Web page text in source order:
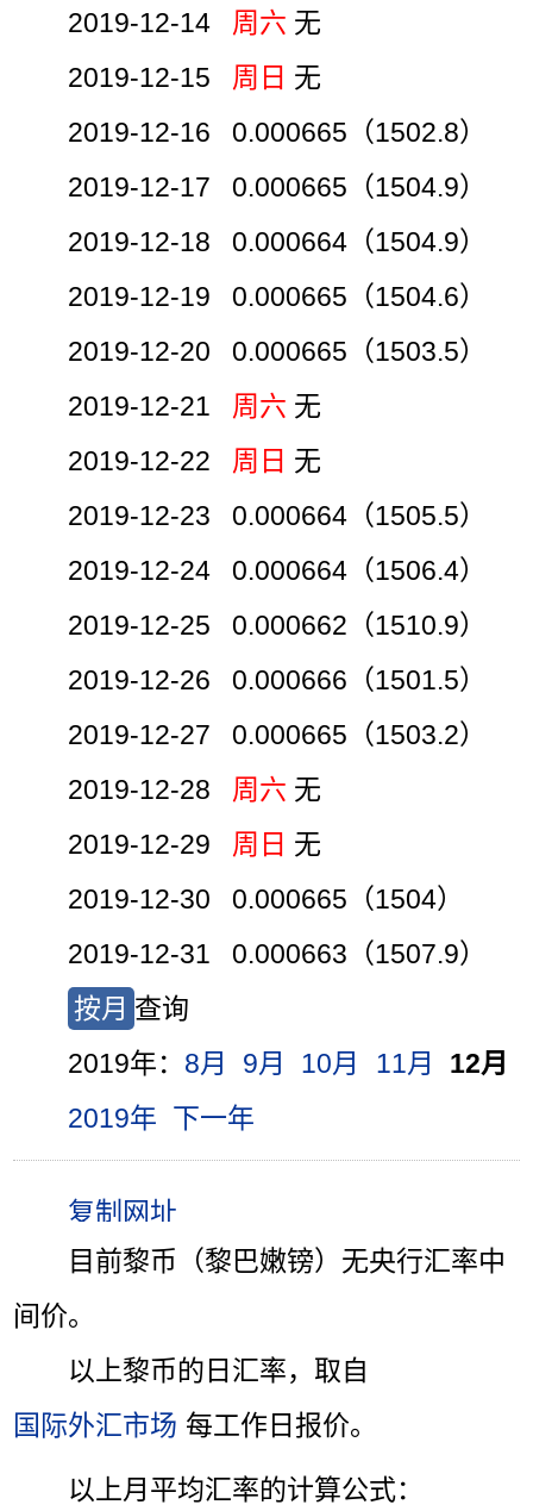
2019-12-14 周六 无
2019-12-15 周日 无
2019-12-16 0.000665（1502.8）
2019-12-17 0.000665（1504.9）
2019-12-18 0.000664（1504.9）
2019-12-19 0.000665（1504.6）
2019-12-20 0.000665（1503.5）
2019-12-21 周六 无
2019-12-22 周日 无
2019-12-23 0.000664（1505.5）
2019-12-24 0.000664（1506.4）
2019-12-25 0.000662（1510.9）
2019-12-26 0.000666（1501.5）
2019-12-27 0.000665（1503.2）
2019-12-28 周六 无
2019-12-29 周日 无
2019-12-30 0.000665（1504）
2019-12-31 0.000663（1507.9）
按月 查询
2019年： 8月 9月 10月 11月
12月
2019年 下一年
目前黎币（黎巴嫩镑）无央行汇率中
间价。
以上黎币的日汇率，取自
国际外汇市场 每工作日报价。
以上月平均汇率的计算公式：